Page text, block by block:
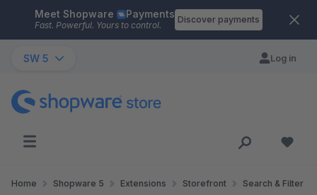
Skip to main content
Meet Shopware Payments
Fast. Powerful. Yours to control.
Discover payments
SW 5 Log in
Home Shopware 5 Extensions Storefront Search & Filter